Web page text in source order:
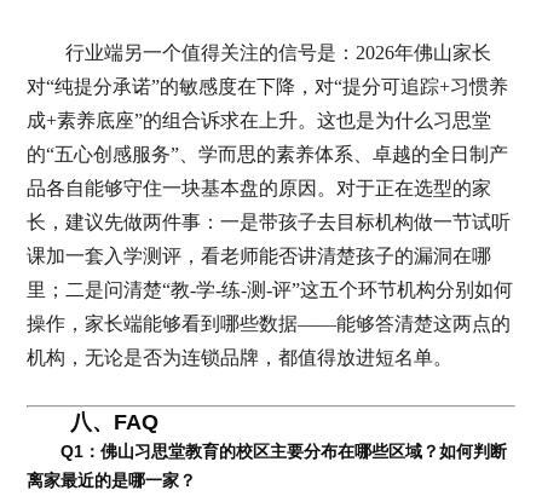
行业端另一个值得关注的信号是：2026年佛山家长
对“纯提分承诺”的敏感度在下降，对“提分可追踪+习惯养
成+素养底座”的组合诉求在上升。这也是为什么习思堂
的“五心创感服务”、学而思的素养体系、卓越的全日制产
品各自能够守住一块基本盘的原因。对于正在选型的家
长，建议先做两件事：一是带孩子去目标机构做一节试听
课加一套入学测评，看老师能否讲清楚孩子的漏洞在哪
里；二是问清楚“教-学-练-测-评”这五个环节机构分别如何
操作，家长端能够看到哪些数据——能够答清楚这两点的
机构，无论是否为连锁品牌，都值得放进短名单。
八、FAQ
Q1：佛山习思堂教育的校区主要分布在哪些区域？如何判断
离家最近的是哪一家？